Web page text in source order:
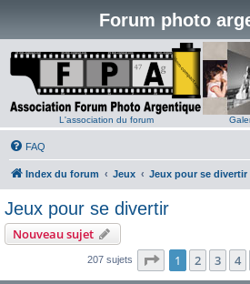
Forum photo
L'association du forum
FAQ
Index du forum Jeux Jeux pour se divertir
Jeux pour se divertir
Nouveau sujet
207 sujets Page 1sur9
1 2 3 4